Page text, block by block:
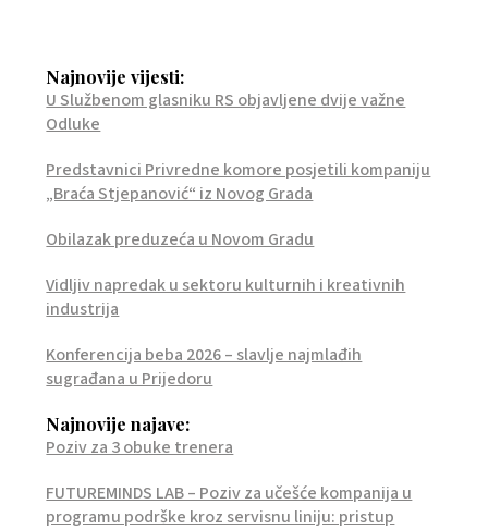
Najnovije vijesti:
U Službenom glasniku RS objavljene dvije važne
Odluke
Predstavnici Privredne komore posjetili kompaniju
„Braća Stjepanović“ iz Novog Grada
Obilazak preduzeća u Novom Gradu
Vidljiv napredak u sektoru kulturnih i kreativnih
industrija
Konferencija beba 2026 – slavlje najmlađih
sugrađana u Prijedoru
Najnovije najave:
Poziv za 3 obuke trenera
FUTUREMINDS LAB – Poziv za učešće kompanija u
programu podrške kroz servisnu liniju: pristup